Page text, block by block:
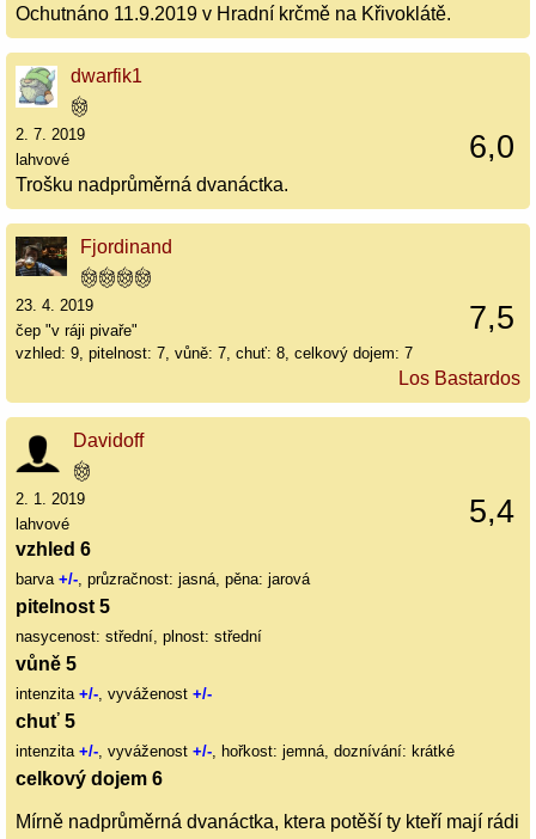
Ochutnáno 11.9.2019 v Hradní krčmě na Křivoklátě.
dwarfik1
6,0
2. 7. 2019
lahvové
Trošku nadprůměrná dvanáctka.
Fjordinand
7,5
23. 4. 2019
čep "v ráji pivaře"
vzhled: 9, pitelnost: 7, vůně: 7, chuť: 8, celkový dojem: 7
Los Bastardos
Davidoff
5,4
2. 1. 2019
lahvové
vzhled 6
barva +/-, průzračnost: jasná, pěna: jarová
pitelnost 5
nasycenost: střední, plnost: střední
vůně 5
intenzita +/-, vyváženost +/-
chuť 5
intenzita +/-, vyváženost +/-, hořkost: jemná, doznívání: krátké
celkový dojem 6
Mírně nadprůměrná dvanáctka, ktera potěší ty kteří mají rádi